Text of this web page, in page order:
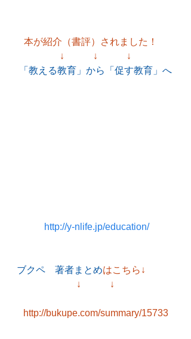
本が紹介（書評）されました！
↓　　　↓　　　↓
「教える教育」から「促す教育」へ
http://y-nlife.jp/education/
ブクペ　著者まとめはこちら↓
↓　　　↓
http://bukupe.com/summary/15733